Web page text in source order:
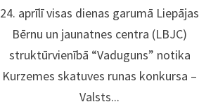
24. aprīlī visas dienas garumā Liepājas
Bērnu un jaunatnes centra (LBJC)
struktūrvienībā “Vaduguns” notika
Kurzemes skatuves runas konkursa –
Valsts...